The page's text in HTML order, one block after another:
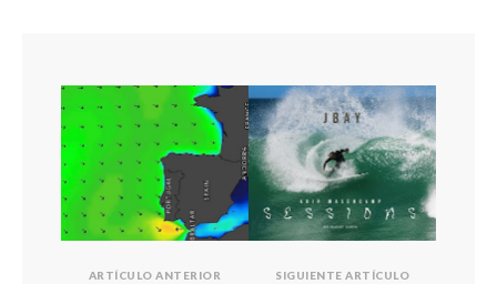
ARTÍCULO ANTERIOR SIGUIENTE ARTÍCULO